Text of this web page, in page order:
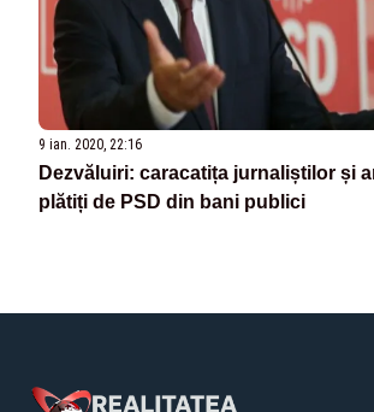
9 ian. 2020, 22:16
Dezvăluiri: caracatița jurnaliștilor și
plătiți de PSD din bani publici